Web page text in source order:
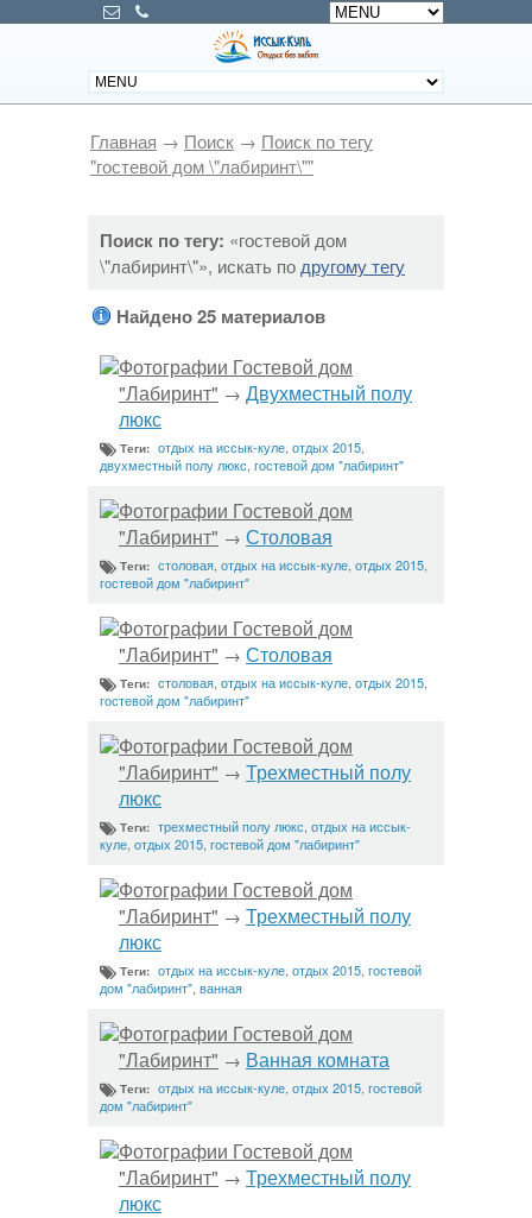
Главная → Поиск → Поиск по тегу
"гостевой дом \"лабиринт\""
Поиск по тегу: «гостевой дом
\"лабиринт\"», искать по другому тегу
Найдено 25 материалов
Фотографии Гостевой дом
"Лабиринт" → Двухместный полу
люкс
Теги: отдых на иссык-куле отдых 2015
двухместный полу люкс гостевой дом "лабиринт"
Фотографии Гостевой дом
"Лабиринт" → Столовая
Теги: столовая отдых на иссык-куле отдых 2015
гостевой дом "лабиринт"
Фотографии Гостевой дом
"Лабиринт" → Столовая
Теги: столовая отдых на иссык-куле отдых 2015
гостевой дом "лабиринт"
Фотографии Гостевой дом
"Лабиринт" → Трехместный полу
люкс
Теги: трехместный полу люкс отдых на иссык-
куле отдых 2015 гостевой дом "лабиринт"
Фотографии Гостевой дом
"Лабиринт" → Трехместный полу
люкс
Теги: отдых на иссык-куле отдых 2015 гостевой
дом "лабиринт" ванная
Фотографии Гостевой дом
"Лабиринт" → Ванная комната
Теги: отдых на иссык-куле отдых 2015 гостевой
дом "лабиринт"
Фотографии Гостевой дом
"Лабиринт" → Трехместный полу
люкс